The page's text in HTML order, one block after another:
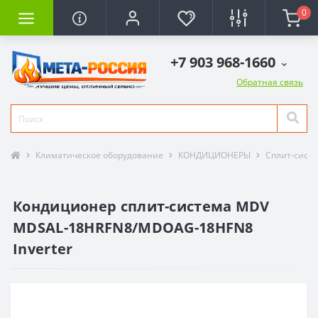
0
+7 903 968-1660
Обратная связь
Климатическое оборудование КОНДИЦИОНЕРЫ Сплит-
Кондиционер сплит-система MDV
MDSAL-18HRFN8/MDOAG-18HFN8
Inverter